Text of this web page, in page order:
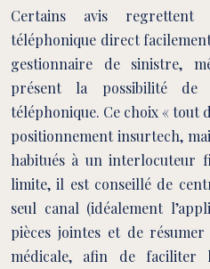
Certains avis regrettent
téléphonique direct
gestionnaire de sinistre,
présent la possibilité de
téléphonique. Ce choix « tout
positionnement insurtech,
habitués à un interlocuteur
limite, il est conseillé de
seul canal (idéalement
pièces jointes et de
médicale, afin de faciliter